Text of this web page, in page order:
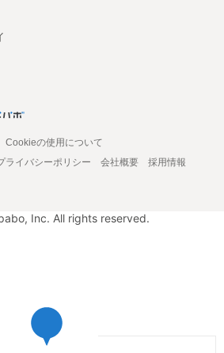
Cookieの使用について
ライバシーポリシー 会社概要
採用情報
Inc. All rights reserved.